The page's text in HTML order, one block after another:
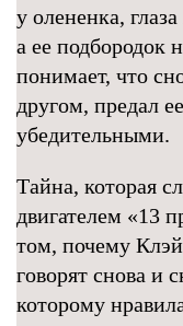
у олененка,
а ее подбородок
понимает, что
другом, предал
убедительными.
Тайна, которая
двигателем «13
том, почему
говорят снова и
которому